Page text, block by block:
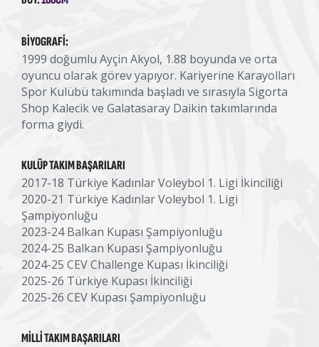
BIYOGRAFI:
1999 doğumlu Ayçin Akyol, 1.88 boyunda ve orta
oyuncu olarak görev yapıyor. Kariyerine Karayolları
Spor Kulübü takımında başladı ve sırasıyla Sigorta
Shop Kalecik ve Galatasaray Daikin takımlarında
forma giydi.
KULÜP TAKIM BAŞARILARI
2017-18 Türkiye Kadınlar Voleybol 1. Ligi İkinciliği
2020-21 Türkiye Kadınlar Voleybol 1. Ligi
Şampiyonluğu
2023-24 Balkan Kupası Şampiyonluğu
2024-25 Balkan Kupası Şampiyonluğu
2024-25 CEV Challenge Kupası İkinciliği
2025-26 Türkiye Kupası İkinciliği
2025-26 CEV Kupası Şampiyonluğu
MILLI TAKIM BAŞARILARI